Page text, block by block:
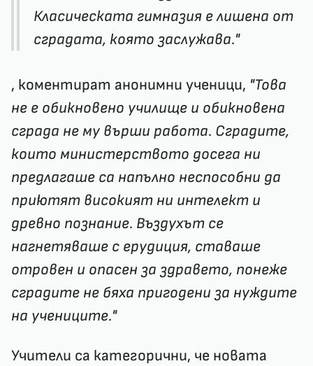
Класическата гимназия е лишена от
сградата, която заслужава."
, коментират анонимни ученици, "Това
не е обикновено училище и обикновена
сграда не му върши работа. Сградите,
които министерството досега ни
предлагаше са напълно неспособни да
приютят високият ни интелект и
древно познание. Въздухът се
нагнетяваше с ерудиция, ставаше
отровен и опасен за здравето, понеже
сградите не бяха пригодени за нуждите
на учениците."
Учители са категорични, че новата